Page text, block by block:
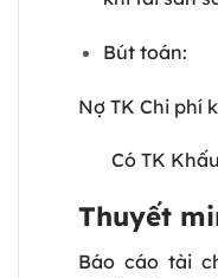
Bút toán:
Nợ TK Chi phí
Có TK Khấu
Thuyết
Báo cáo tài